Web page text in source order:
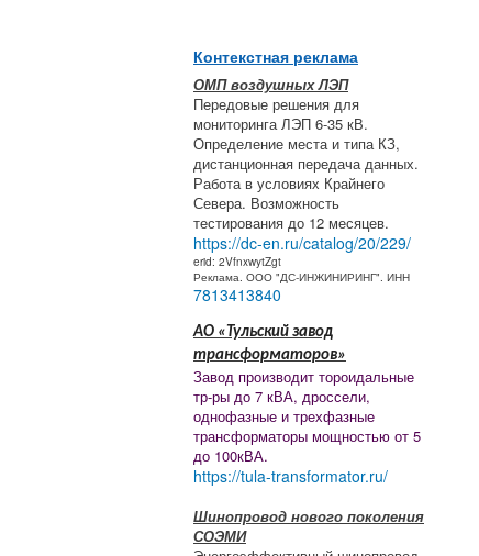
Контекстная реклама
ОМП воздушных ЛЭП
Передовые решения для
мониторинга ЛЭП 6-35 кВ.
Определение места и типа КЗ,
дистанционная передача данных.
Работа в условиях Крайнего
Севера. Возможность
тестирования до 12 месяцев.
https://dc-en.ru/catalog/20/229/
erid: 2VfnxwytZgt
Реклама. ООО "ДС-ИНЖИНИРИНГ". ИНН
7813413840
АО «Тульский завод
трансформаторов»
Завод производит тороидальные
тр-ры до 7 кВА, дроссели,
однофазные и трехфазные
трансформаторы мощностью от 5
до 100кВА.
https://tula-transformator.ru/
Шинопровод нового поколения
СОЭМИ